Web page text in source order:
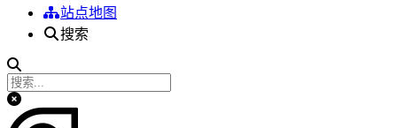
站点地图
搜索